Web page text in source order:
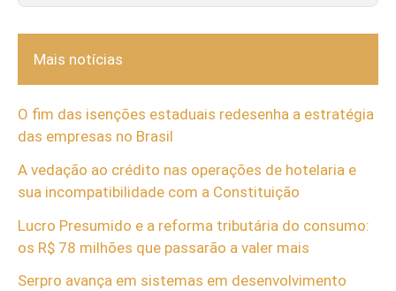
Mais notícias
O fim das isenções estaduais redesenha a estratégia
das empresas no Brasil
A vedação ao crédito nas operações de hotelaria e
sua incompatibilidade com a Constituição
Lucro Presumido e a reforma tributária do consumo:
os R$ 78 milhões que passarão a valer mais
Serpro avança em sistemas em desenvolvimento